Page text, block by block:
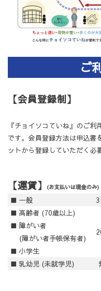
ご
【会員登録制】
『チョイソコていね』のご
です。会員登録方法は申込書
ットから登録していただく必
【運賃】 (お支払いは現金のみ)
■ 一般
■ 高齢者 (70歳以上)
■ 障がい者
(障がい者手帳保有者)
■ 小学生
■ 乳幼児 (未就学児)